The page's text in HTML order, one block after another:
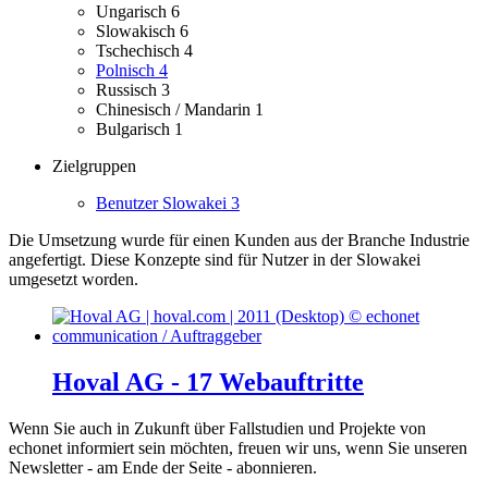
Ungarisch 6
Slowakisch 6
Tschechisch 4
Polnisch 4
Russisch 3
Chinesisch / Mandarin 1
Bulgarisch 1
Zielgruppen
Benutzer Slowakei 3
Die Umsetzung wurde für einen Kunden aus der Branche Industrie
angefertigt. Diese Konzepte sind für Nutzer in der Slowakei
umgesetzt worden.
Hoval AG - 17 Webauftritte
Wenn Sie auch in Zukunft über Fallstudien und Projekte von
echonet informiert sein möchten, freuen wir uns, wenn Sie unseren
Newsletter - am Ende der Seite - abonnieren.